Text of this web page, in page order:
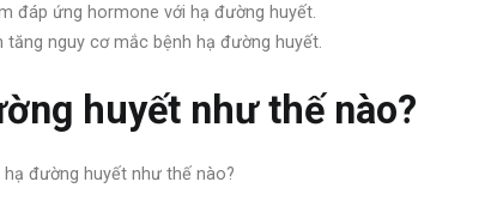
đáp ứng hormone với hạ đường huyết.
tăng nguy cơ mắc bệnh hạ đường huyết.
huyết như thế nào?